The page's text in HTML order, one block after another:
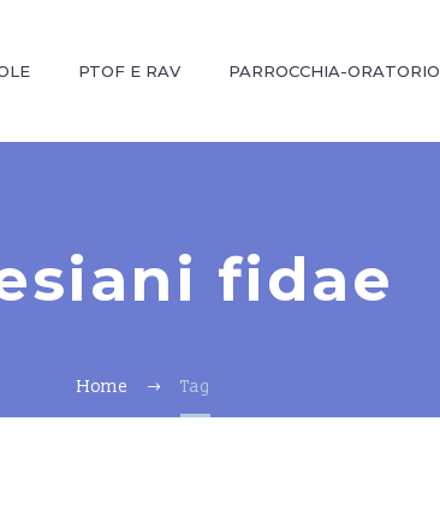
PTOF E RAV PARROCCHIA-ORATORIO
fidae
Home Tag